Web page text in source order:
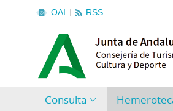
OAI RSS
Consulta